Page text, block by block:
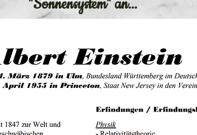
"Sonnensystem" an...